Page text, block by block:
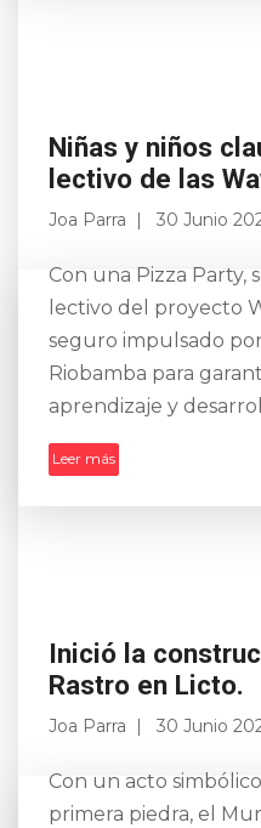
Niñas y niños
lectivo de las
Joa Parra 30 Junio
Con una Pizza Party,
lectivo del proyecto
seguro impulsado
Riobamba para
aprendizaje y
Leer más
Inició la
Rastro en Licto.
Joa Parra 30 Junio
Con un acto
primera piedra, el